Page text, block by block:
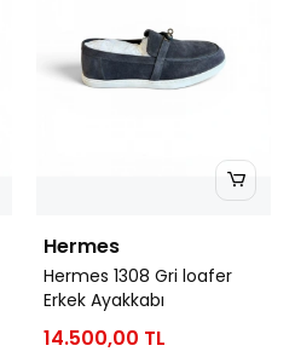
Hermes
Hermes 1308 Gri loafer
Erkek Ayakkabı
14.500,00 TL